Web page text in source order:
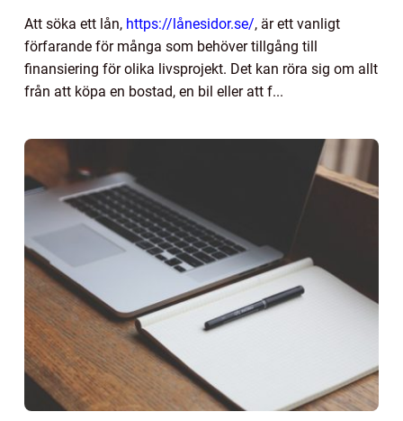
Att söka ett lån, https://lånesidor.se/, är ett vanligt
förfarande för många som behöver tillgång till
finansiering för olika livsprojekt. Det kan röra sig om allt
från att köpa en bostad, en bil eller att f...